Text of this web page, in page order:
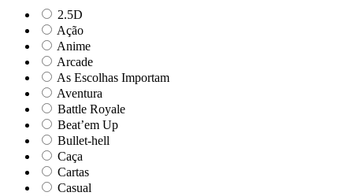
2.5D
Ação
Anime
Arcade
As Escolhas Importam
Aventura
Battle Royale
Beat’em Up
Bullet-hell
Caça
Cartas
Casual